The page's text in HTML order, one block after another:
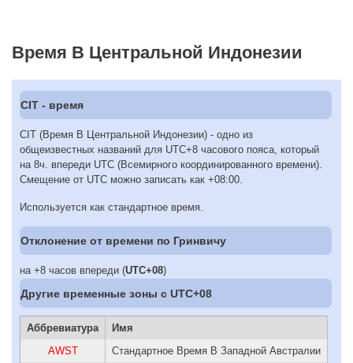
Время В Центральной Индонезии
CIT - время
CIT (Время В Центральной Индонезии) - одно из
общеизвестных названий для UTC+8 часового пояса, который
на 8ч. впереди UTC (Всемирного координированного времени).
Смещение от UTC можно записать как +08:00.
Используется как стандартное время.
Отклонение от времени по Гринвичу
на +8 часов впереди (UTC+08)
Другие временные зоны c UTC+08
Аббревиатура
Имя
AWST
Стандартное Время В Западной Австралии